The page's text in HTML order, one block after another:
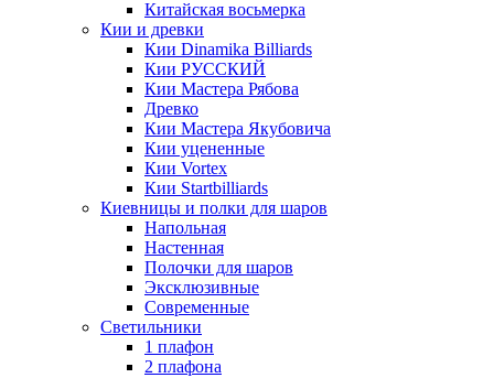
Китайская восьмерка
Кии и древки
Кии Dinamika Billiards
Кии РУССКИЙ
Кии Мастера Рябова
Древко
Кии Мастера Якубовича
Кии уцененные
Кии Vortex
Кии Startbilliards
Киевницы и полки для шаров
Напольная
Настенная
Полочки для шаров
Эксклюзивные
Современные
Светильники
1 плафон
2 плафона